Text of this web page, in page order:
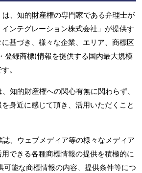
は、知的財産権の専門家である弁理士が
ンテグレーション株式会社」が提供す
基づき、様々な企業、エリア、商標区
登録商標)情報を提供する国内最大規模
。
知的財産権への関心有無に関わらず、
身近に感じて頂き、活用いただくこと
、ウェブメディア等の様々なメディア
できる各種商標情報の提供を積極的に
可能な商標情報の内容、提供条件等につ